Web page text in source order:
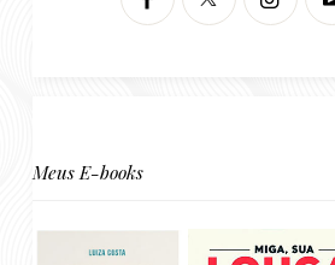
Meus E-books